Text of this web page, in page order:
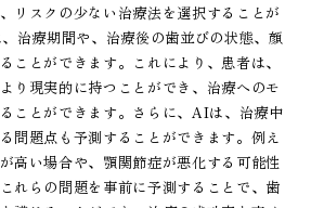
リスクの少ない治療法を選択することが
治療期間や、治療後の歯並びの状態、顔
ことができます。これにより、患者は、
り現実的に持つことができ、治療へのモ
ことができます。さらに、AIは、治療中
問題点も予測することができます。例え
高い場合や、顎関節症が悪化する可能性
れらの問題を事前に予測することで、歯